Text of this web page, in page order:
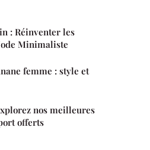
: Réinventer les
Minimaliste
femme : style et
nos meilleures
offerts